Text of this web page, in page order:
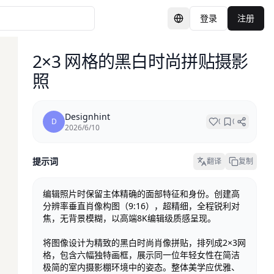
切换语言
登录 注册
2×3 网格的黑白时尚拼贴摄影
照
D Designhint
2026/6/10
0 0
提示词 翻译 复制
编辑照片时保留主体精确的面部特征和身份。创建高
分辨率垂直肖像构图（9:16），超精细，全程锐利对
焦，无背景模糊，以高端8K编辑级质感呈现。
将图像设计为精致的黑白时尚肖像拼贴，排列成2×3网
格，包含六幅独特画框，展示同一位年轻女性在简洁
极简的室内摄影棚环境中的姿态。整体美学应优雅、